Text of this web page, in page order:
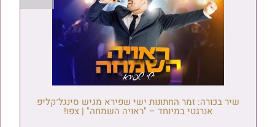
שיר בכורה: זמר החתונות ישי שפירא מגיש סינגל־קליפ
אנרגטי במיוחד – "ראויה השמחה" | צפו!